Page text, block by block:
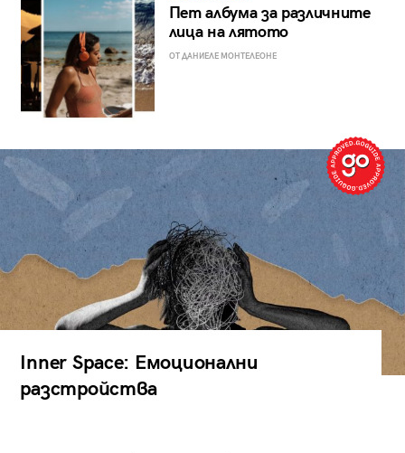
Пет албума за различните
лица на лятото
ОТ ДАНИЕЛЕ МОНТЕЛЕОНЕ
Inner Space: Емоционални
разстройства